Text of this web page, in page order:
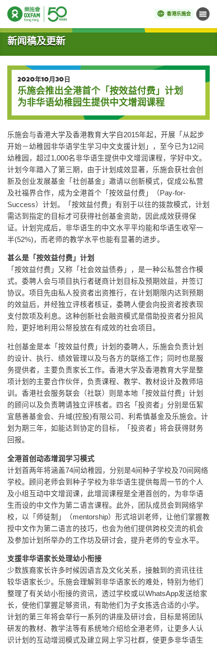
香港乐施会 菜单
开始主要内容
新闻稿及更新
2020年10月30日
乐施会推出全港首个「按效益付费」计划
为非华语幼稚园生提供中文增润课程
乐施会与香港大学及香港教育大学自2015年起，开展「从起步
开始－幼稚园非华语学生学习中文支援计划」，至今已为12间
幼稚园，超过1,000名非华语生提供中文增润课程，学好中文。
计划今年踏入了第三期，由于计划成效显著，乐施会获社会创
新及创业发展基金「社创基金」邀请以创新模式，促成公私营
及社福界合作，成为全港首个「按效益付费」（Pay-for-
Success）计划。「按效益付费」有别于以往的拨款模式，计划
需达到指定的目标才可获得社创基金资助，因此成效获得保
证。计划完成后，非华语生的中文水平平均能和华语生收窄一
半(52%)，而老师的教学水平也能有显著的进步。
甚么是「按效益付费」计划
「按效益付费」又称「社会效益债券」，是一种公私营合作模
式。委聘人会与项目执行者磋商计划目标及预期效益，并签订
协议。项目先由私人投资者出资推行，在计划期限内达到预期
的效益后，并经独立评核者核证，委聘人便会向投资者按表现
支付款项及利息。这种创新社会融资模式是借助投资者分担风
险，更好地利用公帑投放在有成效的社会项目。
社创基金是本「按效益付费」计划的委聘人，乐施会负责计划
的设计、执行、绩效管理以及与各方的联络工作；同时也是服
务提供者，主要负责家长工作。香港大学及香港教育大学是整
项计划的主要合作伙伴，负责课程、教学、教材设计及教师培
训。香港社会服务联会（社联）则是本地「按效益付费」计划
的顾问以及负责聘请独立评核者。四名「投资者」分别是伍絜
宜慈善基金会、升域(控股)有限公司、利希慎基金及乐施会。计
划为期三年，如能达到协定的目标，「投资者」将会获得财务
回报。
全港首创动态增润学习模式
计划首两年将涵盖74间幼稚园，分别是4间种子学校及70间网络
学校。顾问老师会到种子学校为非华语生提供每周一节的个人
及小组互动中文增润课，此增润课程是全港首创的，为非华语
生而设的中文作为第二语言课程。此外，团队成员会到网络学
校，以「师徒制」（mentorship）形式培训老师，让他们掌握教
授中文作为第二语言的技巧，也会为他们提供跨校交流的机会
及参加计划所举办的工作坊及研讨会，提升老师的专业水平。
支援非华语家长处理幼小衔接
少数族裔家长许多时候因语言及文化关系，接触到的资讯往往
较华语家长少。乐施会理解到非华语家长的难处，特别为他们
整理了有关幼小衔接的资讯，透过学校或以WhatsApp发送给家
长，使他们掌握足够资讯，有助他们为子女拣选合适的小学。
计划的第三年将会举行一系列的讲座及研讨会，目标是将团队
研发的教材、教学法等有系统地介绍给全港老师，让更多人认
识计划的互动增润模式及建立网上学习社群，使更多非华语生